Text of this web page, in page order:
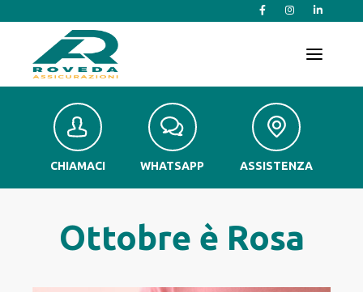
T
v
g
CHIAMACI WHATSAPP ASSISTENZA
Ottobre è Rosa